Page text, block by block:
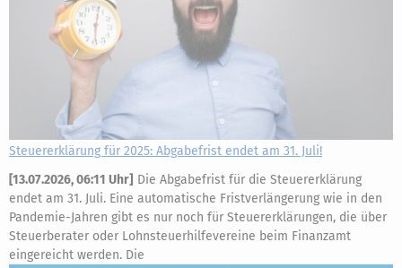
Steuererklärung für 2025: Abgabefrist endet am 31. Juli!
[13.07.2026, 06:11 Uhr] Die Abgabefrist für die Steuererklärung
endet am 31. Juli. Eine automatische Fristverlängerung wie in den
Pandemie-Jahren gibt es nur noch für Steuererklärungen, die über
Steuerberater oder Lohnsteuerhilfevereine beim Finanzamt
eingereicht werden. Die